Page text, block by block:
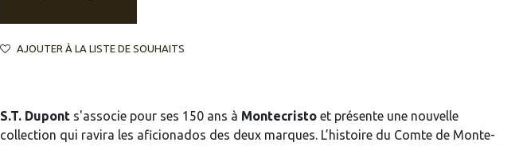
AJOUTER À LA LISTE DE SOUHAITS
S.T. Dupont s'associe pour ses 150 ans à Montecristo et présente une nouvelle
collection qui ravira les aficionados des deux marques. L’histoire du Comte de Monte-